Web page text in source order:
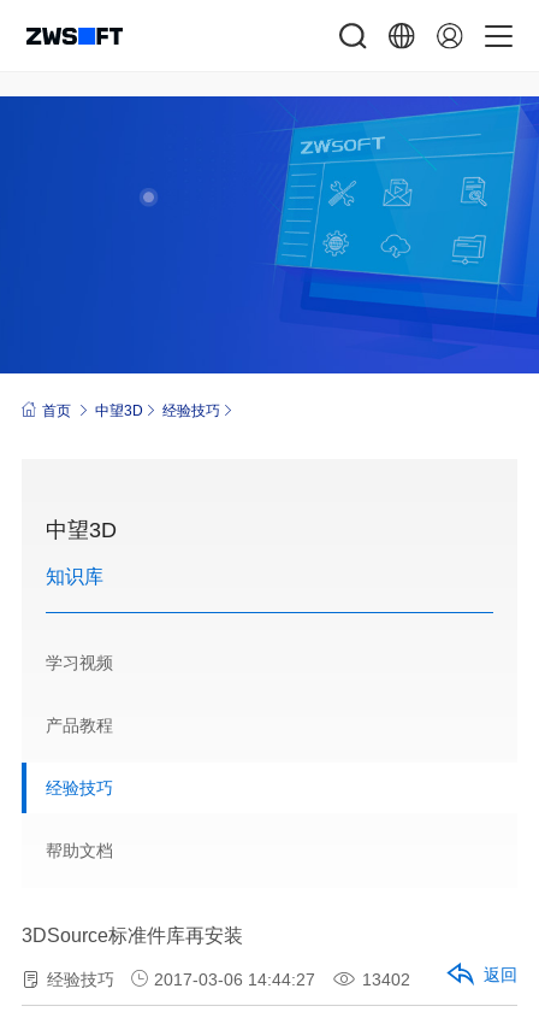
首页 中望3D 经验技巧
中望3D
知识库
学习视频
产品教程
经验技巧
帮助文档
3DSource标准件库再安装
经验技巧 2017-03-06 14:44:27 13402 返回